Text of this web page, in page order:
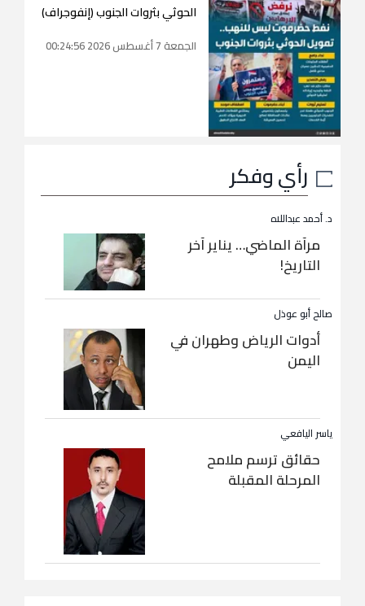
الحوثي بثروات الجنوب (إنفوجراف)
الجمعة 7 أغسطس 2026 00:24:56
رأي وفكر
د. أحمد عبداللاه
مرآة الماضي… يناير آخر
التاريخ!
صالح أبو عوذل
أدوات الرياض وطهران في
اليمن
ياسر اليافعي
حقائق ترسم ملامح
المرحلة المقبلة